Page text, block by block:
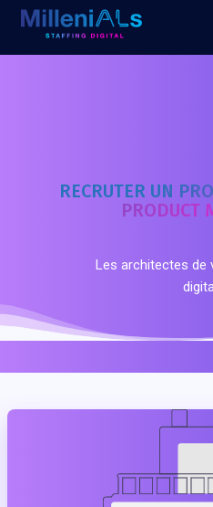
RECRUTER UN
PRODUCT
Les architectes de